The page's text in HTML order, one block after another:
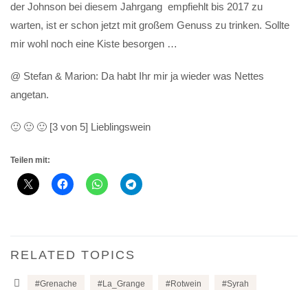
der Johnson bei diesem Jahrgang empfiehlt bis 2017 zu
warten, ist er schon jetzt mit großem Genuss zu trinken. Sollte
mir wohl noch eine Kiste besorgen …
@ Stefan & Marion: Da habt Ihr mir ja wieder was Nettes
angetan.
🙂 🙂 🙂 [3 von 5] Lieblingswein
Teilen mit:
RELATED TOPICS
Grenache La_Grange Rotwein Syrah